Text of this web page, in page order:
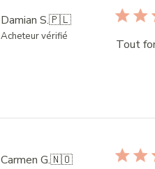
Damian S.🇵🇱
Acheteur vérifié
Tout
Carmen G.🇳🇴